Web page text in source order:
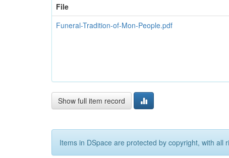
File
Funeral-Tradition-of-Mon-People.pdf
Show full item record
Items in DSpace are protected by copyright, with all